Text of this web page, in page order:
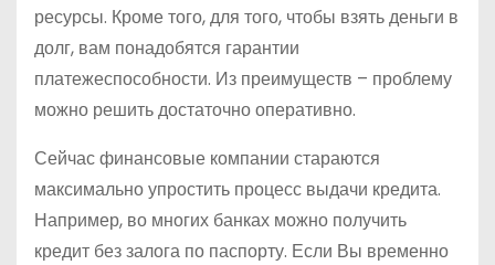
ресурсы. Кроме того, для того, чтобы взять деньги в
долг, вам понадобятся гарантии
платежеспособности. Из преимуществ – проблему
можно решить достаточно оперативно.
Сейчас финансовые компании стараются
максимально упростить процесс выдачи кредита.
Например, во многих банках можно получить
кредит без залога по паспорту. Если Вы временно